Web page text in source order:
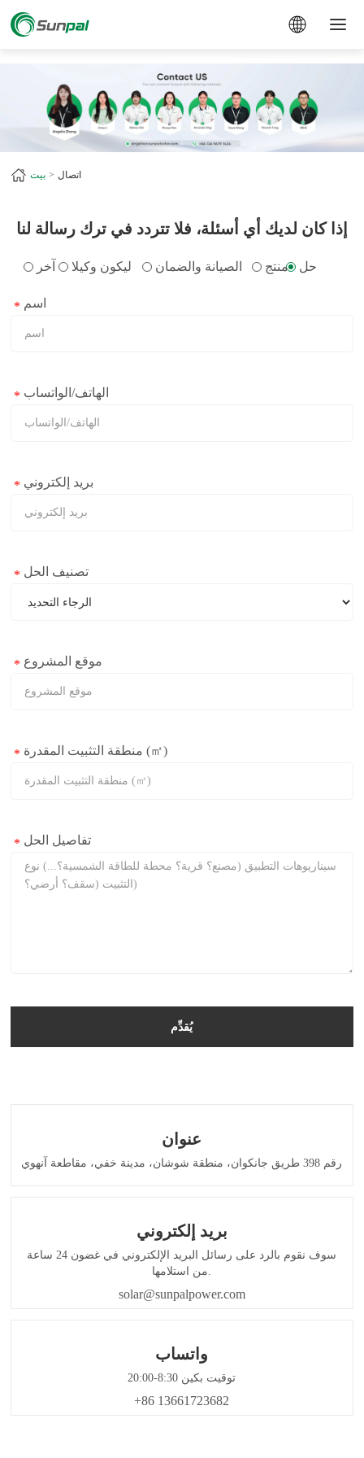
بيت اتصال
إذا كان لديك أي أسئلة، فلا تتردد في ترك رسالة لنا
حل منتج الصيانة والضمان ليكون وكيلا آخر
اسم *
الهاتف/الواتساب *
بريد إلكتروني *
تصنيف الحل *
موقع المشروع *
منطقة التثبيت المقدرة (㎡) *
تفاصيل الحل *
يُقدِّم
عنوان
رقم 398 طريق جانكوان، منطقة شوشان، مدينة خفي، مقاطعة آنهوي
بريد إلكتروني
سوف نقوم بالرد على رسائل البريد الإلكتروني في غضون 24 ساعة
من استلامها.
solar@sunpalpower.com
واتساب
توقيت بكين 8:30-20:00
+86 13661723682